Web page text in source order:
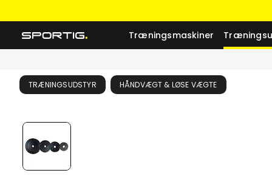
Træningsmaskiner
TRÆNINGSUDSTYR HÅNDVÆGT & LØSE VÆGTE